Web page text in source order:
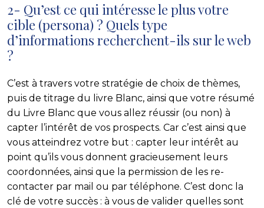
2- Qu’est ce qui intéresse le plus votre
cible (persona) ? Quels type
d’informations recherchent-ils sur le web
?
C’est à travers votre stratégie de choix de thèmes,
puis de titrage du livre Blanc, ainsi que votre résumé
du Livre Blanc que vous allez réussir (ou non) à
capter l’intérêt de vos prospects. Car c’est ainsi que
vous atteindrez votre but : capter leur intérêt au
point qu’ils vous donnent gracieusement leurs
coordonnées, ainsi que la permission de les re-
contacter par mail ou par téléphone. C’est donc la
clé de votre succès : à vous de valider quelles sont